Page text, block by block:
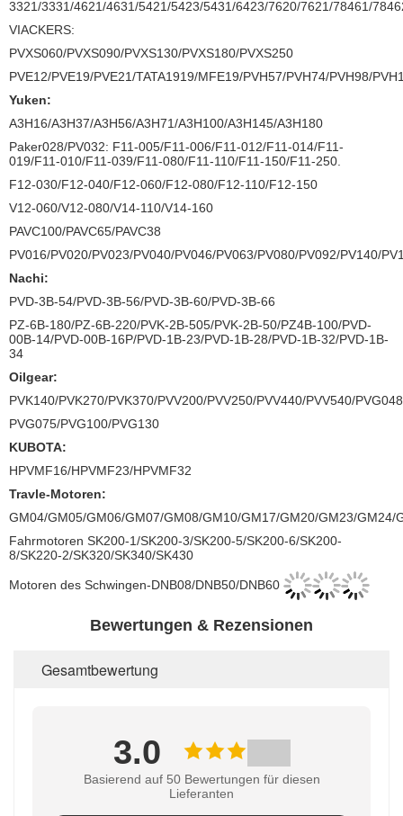
3321/3331/4621/4631/5421/5423/5431/6423/7620/7621/78461/
VIACKERS:
PVXS060/PVXS090/PVXS130/PVXS180/PVXS250
PVE12/PVE19/PVE21/TATA1919/MFE19/PVH57/PVH74/PVH98/
Yuken:
A3H16/A3H37/A3H56/A3H71/A3H100/A3H145/A3H180
Paker028/PV032: F11-005/F11-006/F11-012/F11-014/F11-
019/F11-010/F11-039/F11-080/F11-110/F11-150/F11-250.
F12-030/F12-040/F12-060/F12-080/F12-110/F12-150
V12-060/V12-080/V14-110/V14-160
PAVC100/PAVC65/PAVC38
PV016/PV020/PV023/PV040/PV046/PV063/PV080/PV092/PV140/
Nachi:
PVD-3B-54/PVD-3B-56/PVD-3B-60/PVD-3B-66
PZ-6B-180/PZ-6B-220/PVK-2B-505/PVK-2B-50/PZ4B-100/PVD-
00B-14/PVD-00B-16P/PVD-1B-23/PVD-1B-28/PVD-1B-32/PVD-1B-
34
Oilgear:
PVK140/PVK270/PVK370/PVV200/PVV250/PVV440/PVV540/
PVG075/PVG100/PVG130
KUBOTA:
HPVMF16/HPVMF23/HPVMF32
Travle-Motoren:
GM04/GM05/GM06/GM07/GM08/GM10/GM17/GM20/GM23/
Fahrmotoren SK200-1/SK200-3/SK200-5/SK200-6/SK200-
8/SK220-2/SK320/SK340/SK430
Motoren des Schwingen-DNB08/DNB50/DNB60
Bewertungen & Rezensionen
Gesamtbewertung
3.0
Basierend auf 50 Bewertungen für diesen
Lieferanten